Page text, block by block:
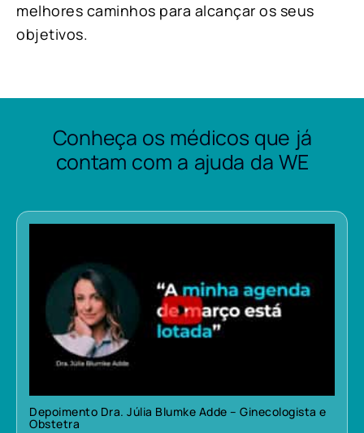
melhores caminhos para alcançar os seus
objetivos.
Conheça os médicos que já
contam com a ajuda da WE
Depoimento Dra. Júlia Blumke Adde – Ginecologista e
Obstetra